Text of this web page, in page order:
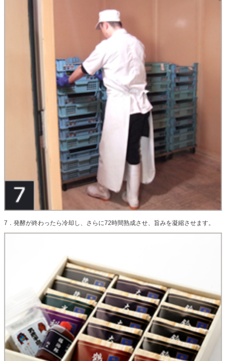
7．発酵が終わったら冷却し、さらに72時間熟成させ、旨みを凝縮させます。